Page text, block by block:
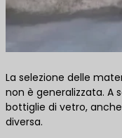
La selezione delle
non è generalizzata. A
bottiglie di vetro,
diversa.